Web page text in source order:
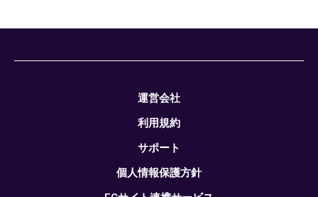
運営会社
利用規約
サポート
個人情報保護方針